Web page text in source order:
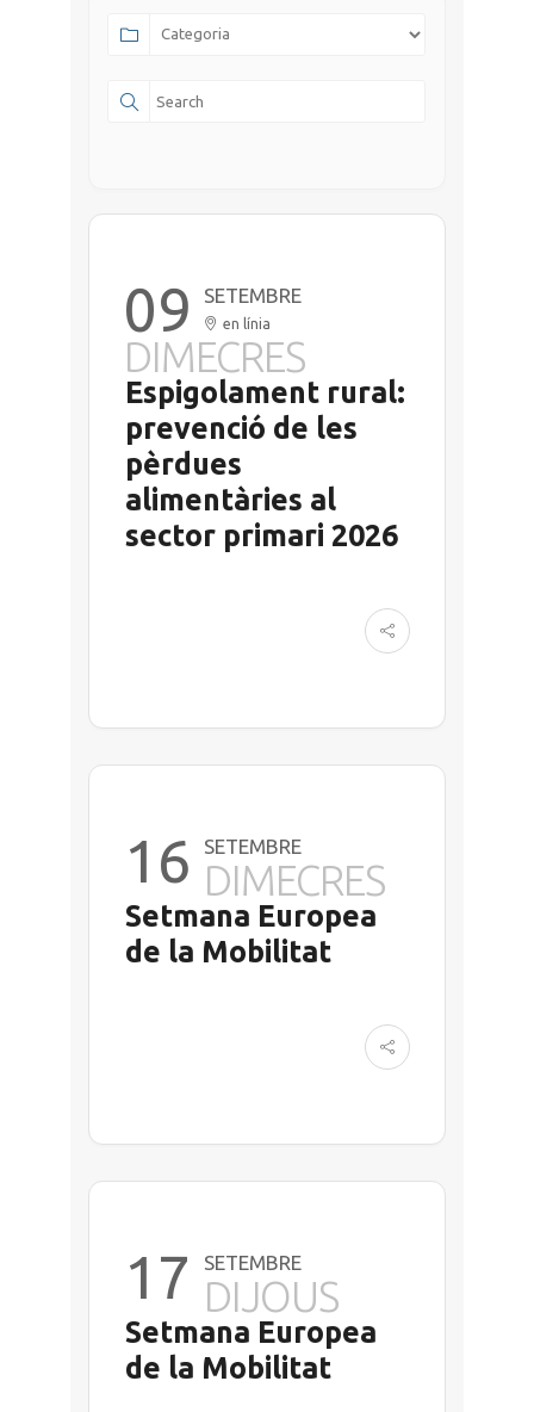
09 SETEMBRE
en línia
DIMECRES
Espigolament rural:
prevenció de les
pèrdues
alimentàries al
sector primari 2026
16 SETEMBRE
DIMECRES
Setmana Europea
de la Mobilitat
17 SETEMBRE
DIJOUS
Setmana Europea
de la Mobilitat